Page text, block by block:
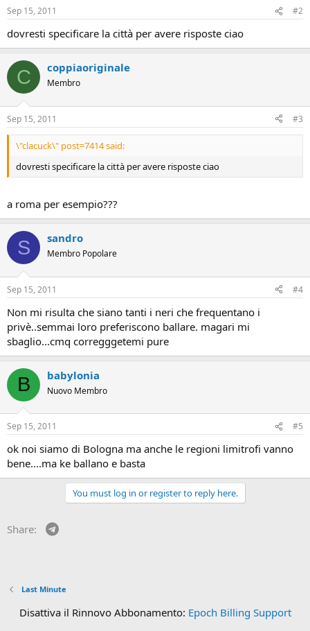
Sep 15, 2011 #2
dovresti specificare la città per avere risposte ciao
C coppiaoriginale
Membro
Sep 15, 2011 #3
\"clacuck\" post=7414 said:
dovresti specificare la città per avere risposte ciao
a roma per esempio???
S sandro
Membro Popolare
Sep 15, 2011 #4
Non mi risulta che siano tanti i neri che frequentano i
privè..semmai loro preferiscono ballare. magari mi
sbaglio...cmq corregggetemi pure
B babylonia
Nuovo Membro
Sep 15, 2011 #5
ok noi siamo di Bologna ma anche le regioni limitrofi vanno
bene....ma ke ballano e basta
You must log in or register to reply here.
Share:
Last Minute
Disattiva il Rinnovo Abbonamento: Epoch Billing Support